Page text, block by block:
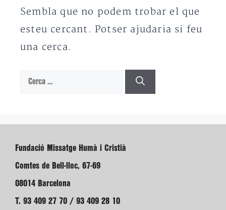
Sembla que no podem trobar el que
esteu cercant. Potser ajudaria si feu
una cerca.
Cerca:
Fundació Missatge Humà i Cristià
Comtes de Bell-lloc, 67-69
08014 Barcelona
T. 93 409 27 70 / 93 409 28 10